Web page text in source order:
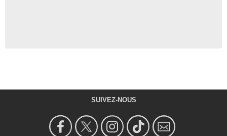
SUIVEZ-NOUS